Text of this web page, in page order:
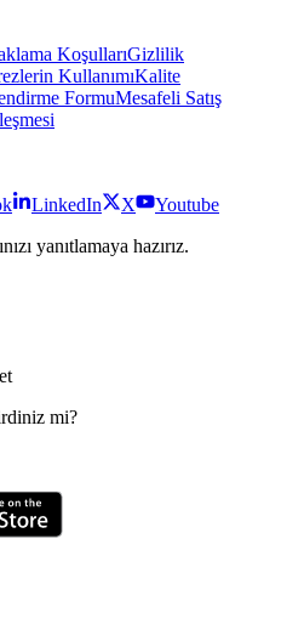
KoşullarıGizlilik
KullanımıKalite
FormuMesafeli Satış
LinkedIn X
Youtube
yanıtlamaya hazırız.
mi?